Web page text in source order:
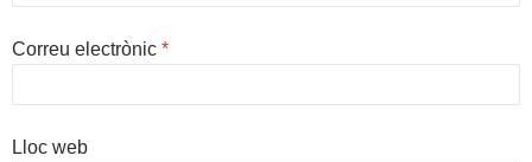
Correu electrònic *
Lloc web